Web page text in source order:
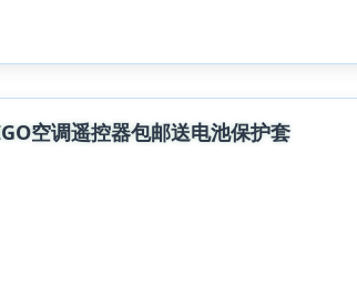
空调遥控器包邮送电池保护套